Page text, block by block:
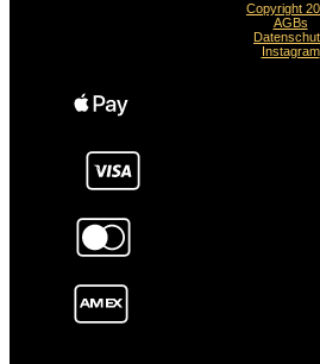
Copyright
AGBs
Instagram